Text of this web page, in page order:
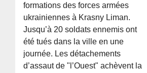
formations des forces armées
ukrainiennes à Krasny Liman.
Jusqu’à 20 soldats ennemis ont
été tués dans la ville en une
journée. Les détachements
d’assaut de "l’Ouest" achèvent la